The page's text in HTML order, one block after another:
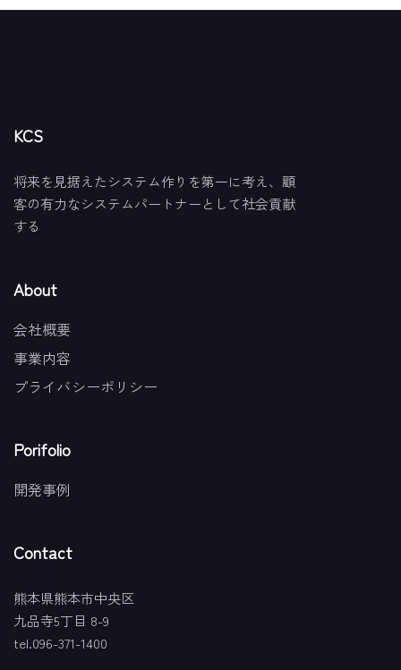
KCS
将来を見据えたシステム作りを第一に考え、顧
客の有力なシステムパートナーとして社会貢献
する
About
会社概要
事業内容
プライバシーポリシー
Porifolio
開発事例
Contact
熊本県熊本市中央区
九品寺5丁目 8-9
tel.096-371-1400